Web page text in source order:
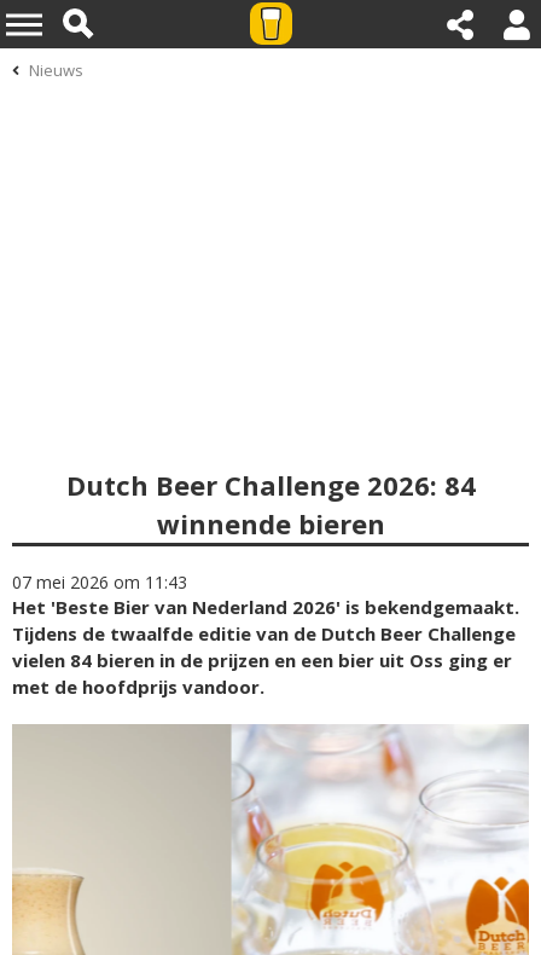
Nieuws
Dutch Beer Challenge 2026: 84
winnende bieren
07 mei 2026 om 11:43
Het 'Beste Bier van Nederland 2026' is bekendgemaakt.
Tijdens de twaalfde editie van de Dutch Beer Challenge
vielen 84 bieren in de prijzen en een bier uit Oss ging er
met de hoofdprijs vandoor.